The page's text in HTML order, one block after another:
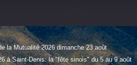
la Mutualité 2026 dimanche 23 août
à Saint-Denis: la "fête sinois" du 5 au 9 août